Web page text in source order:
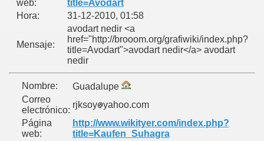
web:
title=Avodart
Hora:
31-12-2010, 01:58
Mensaje:
avodart nedir <a
href="http://brooom.org/grafiwiki/index.php?
title=Avodart">avodart nedir</a> avodart
nedir
Nombre:
Guadalupe
Correo
electrónico:
rjksoy
yahoo.com
Página
web:
http://www.wikityer.com/index.php?
title=Kaufen_Suhagra